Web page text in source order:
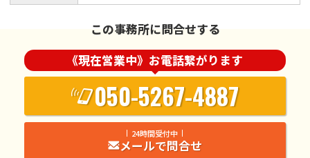
この事務所に問合せする
《現在営業中》お電話繋がります
050-5267-4887
24時間受付中
メールで問合せ